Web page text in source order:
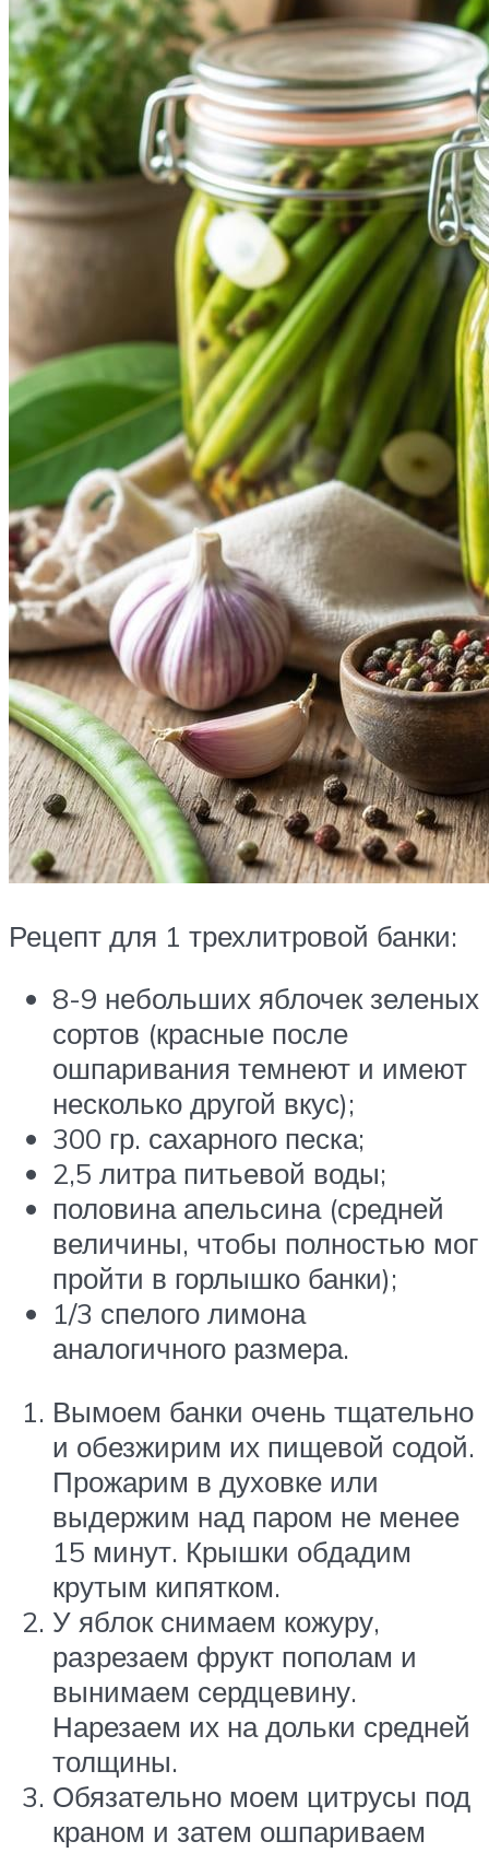
Рецепт для 1 трехлитровой банки:
8-9 небольших яблочек зеленых
сортов (красные после
ошпаривания темнеют и имеют
несколько другой вкус);
300 гр. сахарного песка;
2,5 литра питьевой воды;
половина апельсина (средней
величины, чтобы полностью мог
пройти в горлышко банки);
1/3 спелого лимона
аналогичного размера.
Вымоем банки очень тщательно
и обезжирим их пищевой содой.
Прожарим в духовке или
выдержим над паром не менее
15 минут. Крышки обдадим
крутым кипятком.
У яблок снимаем кожуру,
разрезаем фрукт пополам и
вынимаем сердцевину.
Нарезаем их на дольки средней
толщины.
Обязательно моем цитрусы под
краном и затем ошпариваем